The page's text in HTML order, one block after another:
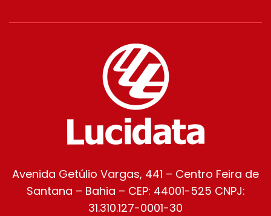
Avenida Getúlio Vargas, 441 – Centro Feira de
Santana – Bahia – CEP: 44001-525 CNPJ:
31.310.127-0001-30